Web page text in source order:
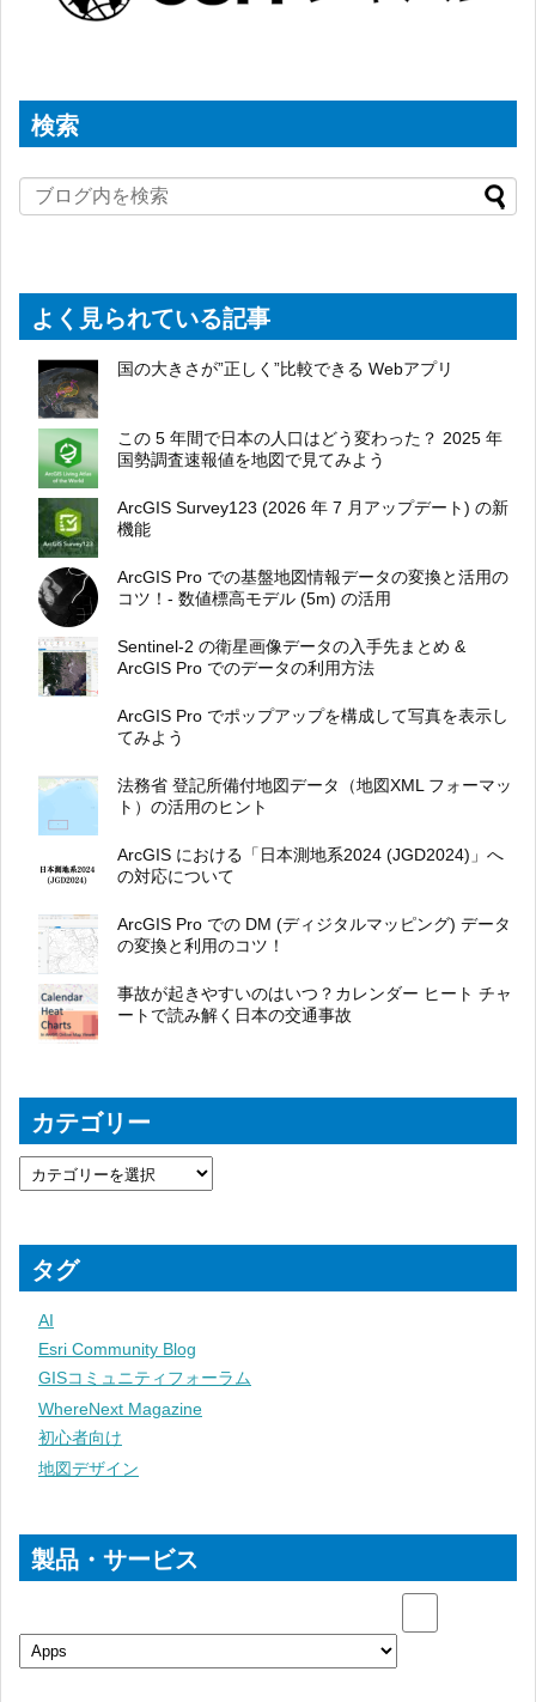
検索
よく見られている記事
国の大きさが”正しく”比較できる Webアプリ
この 5 年間で日本の人口はどう変わった？ 2025 年
国勢調査速報値を地図で見てみよう
ArcGIS Survey123 (2026 年 7 月アップデート) の新
機能
ArcGIS Pro での基盤地図情報データの変換と活用の
コツ！- 数値標高モデル (5m) の活用
Sentinel-2 の衛星画像データの入手先まとめ &
ArcGIS Pro でのデータの利用方法
ArcGIS Pro でポップアップを構成して写真を表示し
てみよう
法務省 登記所備付地図データ（地図XML フォーマッ
ト）の活用のヒント
ArcGIS における「日本測地系2024 (JGD2024)」へ
の対応について
ArcGIS Pro での DM (ディジタルマッピング) データ
の変換と利用のコツ！
事故が起きやすいのはいつ？カレンダー ヒート チャ
ートで読み解く日本の交通事故
カテゴリー
タグ
AI
Esri Community Blog
GISコミュニティフォーラム
WhereNext Magazine
初心者向け
地図デザイン
製品・サービス